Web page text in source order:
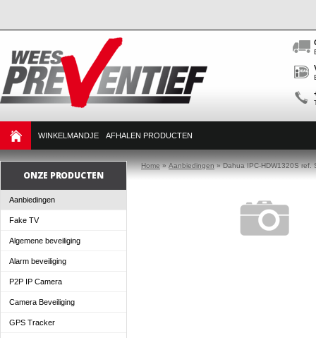
WINKELMANDJE AFHALEN PRODUCTEN
ONZE PRODUCTEN
Aanbiedingen
Fake TV
Algemene beveiliging
Alarm beveiliging
P2P IP Camera
Camera Beveiliging
GPS Tracker
Home»Aanbiedingen»Dahua IPC-HDW1320S ref.